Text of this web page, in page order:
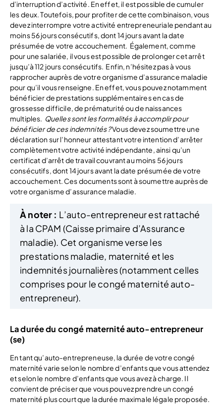
d’interruption d’activité. En effet, il est possible de cumuler
les deux. Toutefois, pour profiter de cette combinaison, vous
devez interrompre votre activité entrepreneuriale pendant au
moins 56 jours consécutifs, dont 14 jours avant la date
présumée de votre accouchement. Également, comme
pour une salariée, il vous est possible de prolonger cet arrêt
jusqu’à 112 jours consécutifs. Enfin, n’hésitez pas à vous
rapprocher auprès de votre organisme d’assurance maladie
pour qu’il vous renseigne. En effet, vous pouvez notamment
bénéficier de prestations supplémentaires en cas de
grossesse difficile, de prématurité ou de naissances
multiples.
Quelles sont les formalités à accomplir pour
bénéficier de ces indemnités ?Vous devez soumettre une
déclaration sur l’honneur attestant votre intention d’arrêter
complètement votre activité indépendante, ainsi qu’un
certificat d’arrêt de travail couvrant au moins 56 jours
consécutifs, dont 14 jours avant la date présumée de votre
accouchement. Ces documents sont à soumettre auprès de
votre organisme d’assurance maladie.
À noter : L’auto-entrepreneur est rattaché
à la CPAM (Caisse primaire d’Assurance
maladie). Cet organisme verse les
prestations maladie, maternité et les
indemnités journalières (notamment celles
comprises pour le congé maternité auto-
entrepreneur).
La durée du congé maternité auto-entrepreneur
(se)
En tant qu’auto-entrepreneuse, la durée de votre congé
maternité varie selon le nombre d’enfants que vous attendez
et selon le nombre d’enfants que vous avez à charge. Il
convient de préciser que vous pouvez prendre un congé
maternité plus court que la durée maximale légale proposée.